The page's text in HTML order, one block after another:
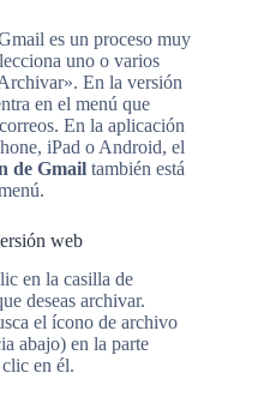
es un proceso muy
uno o varios
En la versión
en el menú que
En la aplicación
iPad o Android, el
de Gmail también está
web
en la casilla de
deseas archivar.
el ícono de archivo
abajo) en la parte
en él.